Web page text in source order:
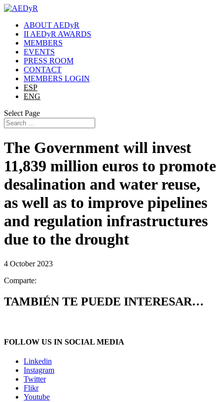
ABOUT AEDyR
II AEDyR AWARDS
MEMBERS
EVENTS
PRESS ROOM
CONTACT
MEMBERS LOGIN
ESP
ENG
Select Page
The Government will invest
11,839 million euros to promote
desalination and water reuse,
as well as to improve pipelines
and regulation infrastructures
due to the drought
4 October 2023
Comparte:
TAMBIÉN TE PUEDE INTERESAR…
FOLLOW US IN SOCIAL MEDIA
Linkedin
Instagram
Twitter
Flikr
Youtube